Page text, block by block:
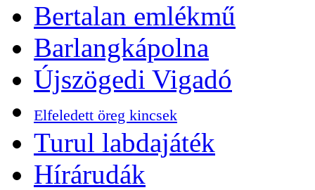
Bertalan emlékmű
Barlangkápolna
Újszögedi Vigadó
Elfeledett öreg kincsek
Turul labdajáték
Hírárudák